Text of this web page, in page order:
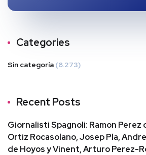
Categories
Sin categoría (8.273)
Recent Posts
Giornalisti Spagnoli: Ramon Perez
Ortiz Rocasolano, Josep Pla,
de Hoyos y Vinent, Arturo Perez-